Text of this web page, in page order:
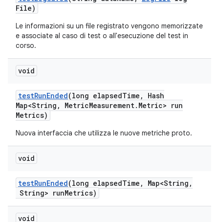
File)
Le informazioni su un file registrato vengono memorizzate
e associate al caso di test o all'esecuzione del test in
corso.
void
testRunEnded(long elapsedTime ,
Hash
Map<String , MetricMeasurement. Metric> run
Metrics)
Nuova interfaccia che utilizza le nuove metriche proto.
void
testRunEnded(long elapsedTime , Map<String ,
String> runMetrics)
void